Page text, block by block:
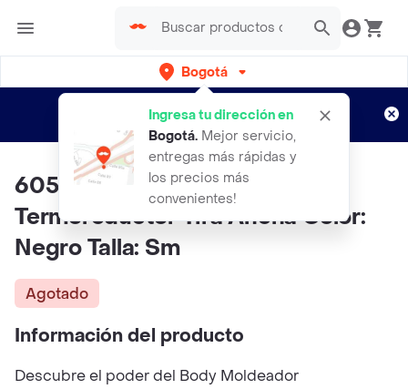
Bogotá
Ingresa tu dirección en
Bogotá. Mejor servicio,
entregas más rápidas y
los precios más
convenientes!
envíos gratis por semanas
Aplican TyC
6056-body Moldeador
Termoreductor Tira Ancha Color:
Negro Talla: Sm
Agotado
Información del producto
Descubre el poder del Body Moldeador